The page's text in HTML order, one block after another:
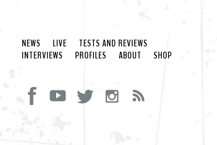
NEWS LIVE
TESTS AND REVIEWS
INTERVIEWS
PROFILES ABOUT SHOP